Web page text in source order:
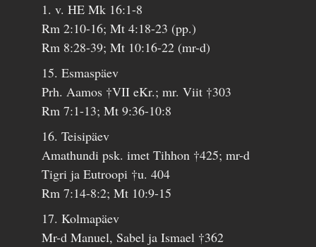
1. v. HE Mk 16:1-8
Rm 2:10-16; Mt 4:18-23 (pp.)
Rm 8:28-39; Mt 10:16-22 (mr-d)
15. Esmaspäev
Prh. Aamos †VII eKr.; mr. Viit †303
Rm 7:1-13; Mt 9:36-10:8
16. Teisipäev
Amathundi psk. imet Tihhon †425; mr-d
Tigri ja Eutroopi †u. 404
Rm 7:14-8:2; Mt 10:9-15
17. Kolmapäev
Mr-d Manuel, Sabel ja Ismael †362